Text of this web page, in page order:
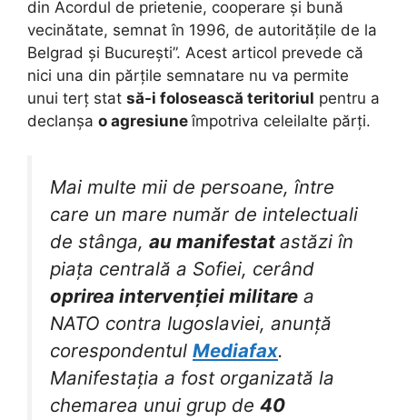
din Acordul de prietenie, cooperare și bună
vecinătate, semnat în 1996, de autoritățile de la
Belgrad și București”. Acest articol prevede că
nici una din părțile semnatare nu va permite
unui terț stat să-i folosească teritoriul pentru a
declanșa o agresiuneîmpotriva celeilalte părți.
Mai multe mii de persoane, între
care un mare număr de intelectuali
de stânga, au manifestat astăzi în
piața centrală a Sofiei, cerând
oprirea intervenției militare a
NATO contra Iugoslaviei, anunță
corespondentul Mediafax.
Manifestația a fost organizată la
chemarea unui grup de 40